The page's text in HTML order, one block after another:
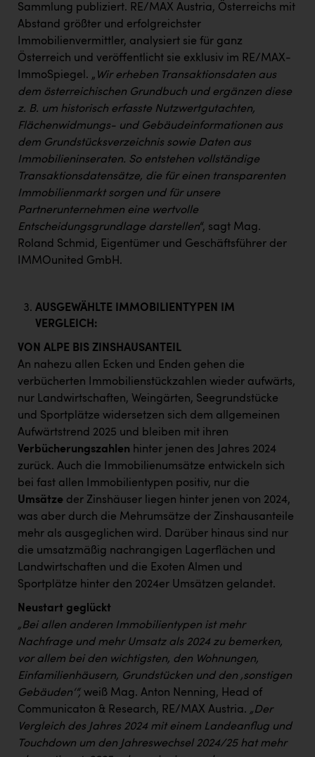
Sammlung publiziert. RE/MAX Austria, Österreichs mit
Abstand größter und erfolgreichster
Immobilienvermittler, analysiert sie für ganz
Österreich und veröffentlicht sie exklusiv im RE/MAX-
ImmoSpiegel. „ Wir erheben Transaktionsdaten aus
dem österreichischen Grundbuch und ergänzen diese
z. B. um historisch erfasste Nutzwertgutachten,
Flächenwidmungs- und Gebäudeinformationen aus
dem Grundstücksverzeichnis sowie Daten aus
Immobilieninseraten. So entstehen vollständige
Transaktionsdatensätze, die für einen transparenten
Immobilienmarkt sorgen und für unsere
Partnerunternehmen eine wertvolle
Entscheidungsgrundlage darstellen“, sagt Mag.
Roland Schmid, Eigentümer und Geschäftsführer der
IMMOunited GmbH.
AUSGEWÄHLTE IMMOBILIENTYPEN IM
VERGLEICH:
VON ALPE BIS ZINSHAUSANTEIL
An nahezu allen Ecken und Enden gehen die
verbücherten Immobilienstückzahlen wieder aufwärts,
nur Landwirtschaften, Weingärten, Seegrundstücke
und Sportplätze widersetzen sich dem allgemeinen
Aufwärtstrend 2025 und bleiben mit ihren
Verbücherungszahlen hinter jenen des Jahres 2024
zurück. Auch die Immobilienumsätze entwickeln sich
bei fast allen Immobilientypen positiv, nur die
Umsätze der Zinshäuser liegen hinter jenen von 2024,
was aber durch die Mehrumsätze der Zinshausanteile
mehr als ausgeglichen wird. Darüber hinaus sind nur
die umsatzmäßig nachrangigen Lagerflächen und
Landwirtschaften und die Exoten Almen und
Sportplätze hinter den 2024er Umsätzen gelandet.
Neustart geglückt
„Bei allen anderen Immobilientypen ist mehr
Nachfrage und mehr Umsatz als 2024 zu bemerken,
vor allem bei den wichtigsten, den Wohnungen,
Einfamilienhäusern, Grundstücken und den ‚sonstigen
Gebäuden‘“, weiß Mag. Anton Nenning, Head of
Communicaton & Research, RE/MAX Austria. „Der
Vergleich des Jahres 2024 mit einem Landeanflug und
Touchdown um den Jahreswechsel 2024/25 hat mehr